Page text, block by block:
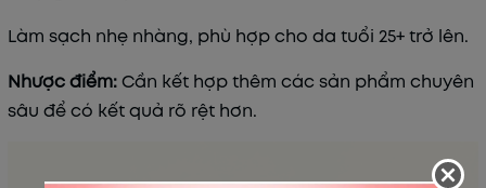
Làm sạch nhẹ nhàng, phù hợp cho da tuổi 25+ trở lên.
Nhược điểm:Cần kết hợp thêm các sản phẩm chuyên
sâu để có kết quả rõ rệt hơn.